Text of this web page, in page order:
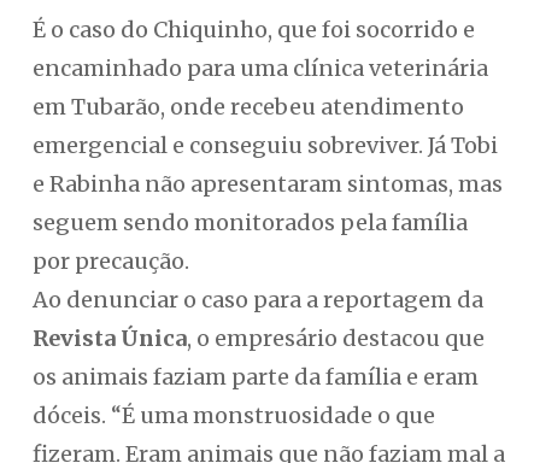
É o caso do Chiquinho, que foi socorrido e
encaminhado para uma clínica veterinária
em Tubarão, onde recebeu atendimento
emergencial e conseguiu sobreviver. Já Tobi
e Rabinha não apresentaram sintomas, mas
seguem sendo monitorados pela família
por precaução.
Ao denunciar o caso para a reportagem da
Revista Única, o empresário destacou que
os animais faziam parte da família e eram
dóceis. “É uma monstruosidade o que
fizeram. Eram animais que não faziam mal a